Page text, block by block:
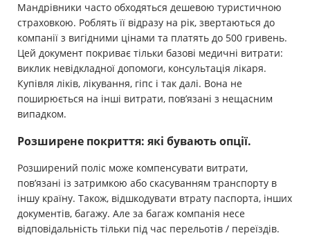
Мандрівники часто обходяться дешевою туристичною
страховкою. Роблять її відразу на рік, звертаються до
компанії з вигідними цінами та платять до 500 гривень.
Цей документ покриває тільки базові медичні витрати:
виклик невідкладної допомоги, консультація лікаря.
Купівля ліків, лікування, гіпс і так далі. Вона не
поширюється на інші витрати, пов’язані з нещасним
випадком.
Розширене покриття: які бувають опції.
Розширений поліс може компенсувати витрати,
пов’язані із затримкою або скасуванням транспорту в
іншу країну. Також, відшкодувати втрату паспорта, інших
документів, багажу. Але за багаж компанія несе
відповідальність тільки під час перельотів / переїздів.